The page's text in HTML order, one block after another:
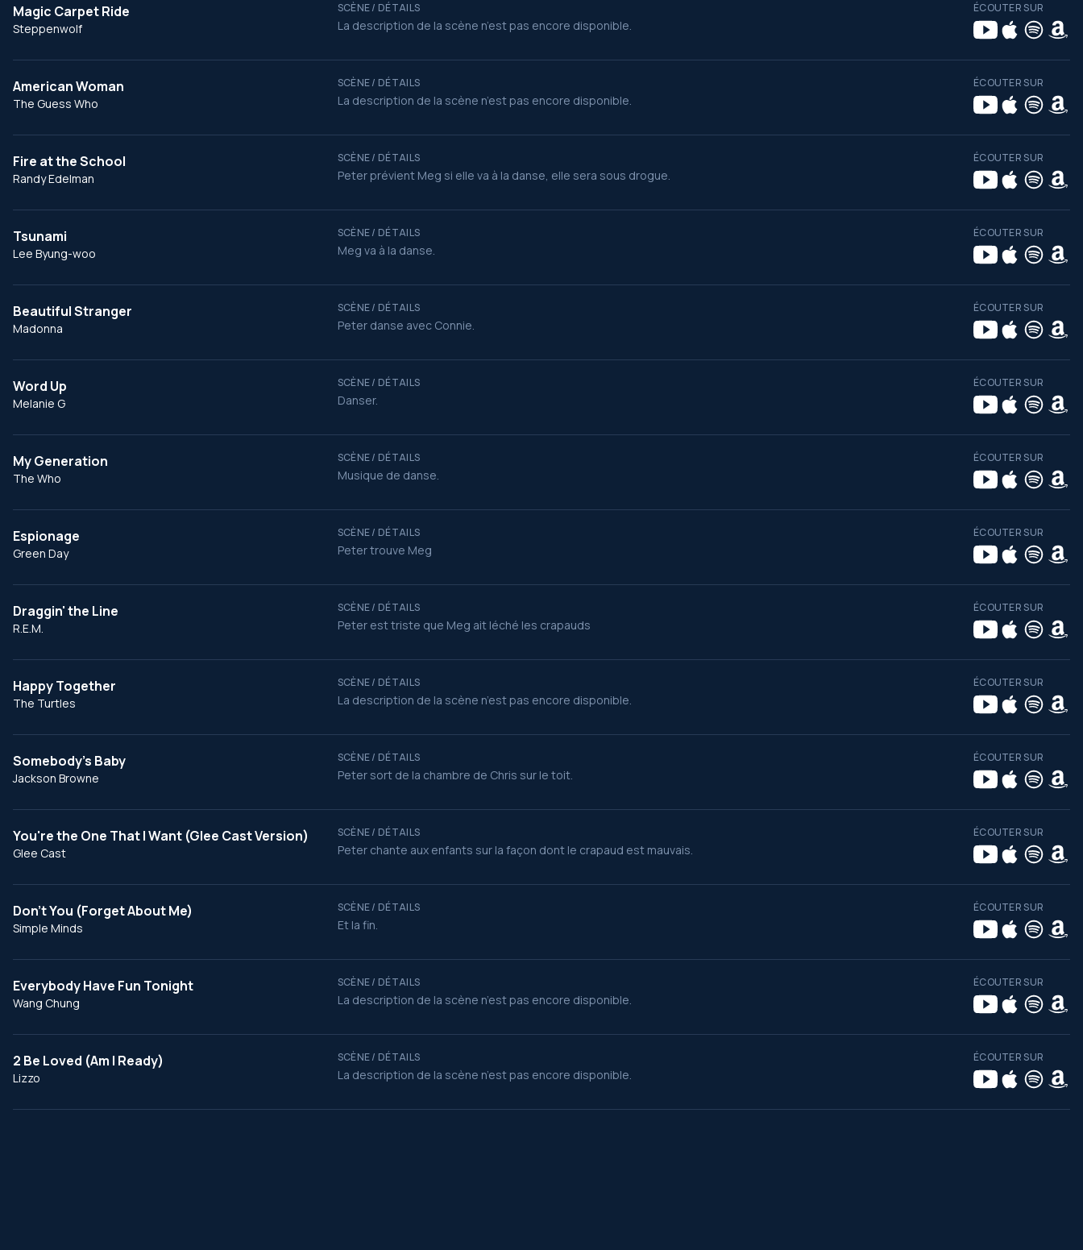
Magic Carpet Ride
Steppenwolf
SCÈNE / DÉTAILS
La description de la scène n’est pas encore disponible.
ÉCOUTER SUR
American Woman
The Guess Who
SCÈNE / DÉTAILS
La description de la scène n’est pas encore disponible.
ÉCOUTER SUR
Fire at the School
Randy Edelman
SCÈNE / DÉTAILS
Peter prévient Meg si elle va à la danse, elle sera sous drogue.
ÉCOUTER SUR
Tsunami
Lee Byung-woo
SCÈNE / DÉTAILS
Meg va à la danse.
ÉCOUTER SUR
Beautiful Stranger
Madonna
SCÈNE / DÉTAILS
Peter danse avec Connie.
ÉCOUTER SUR
Word Up
Melanie G
SCÈNE / DÉTAILS
Danser.
ÉCOUTER SUR
My Generation
The Who
SCÈNE / DÉTAILS
Musique de danse.
ÉCOUTER SUR
Espionage
Green Day
SCÈNE / DÉTAILS
Peter trouve Meg
ÉCOUTER SUR
Draggin' the Line
R.E.M.
SCÈNE / DÉTAILS
Peter est triste que Meg ait léché les crapauds
ÉCOUTER SUR
Happy Together
The Turtles
SCÈNE / DÉTAILS
La description de la scène n’est pas encore disponible.
ÉCOUTER SUR
Somebody's Baby
Jackson Browne
SCÈNE / DÉTAILS
Peter sort de la chambre de Chris sur le toit.
ÉCOUTER SUR
You're the One That I Want (Glee Cast Version)
Glee Cast
SCÈNE / DÉTAILS
Peter chante aux enfants sur la façon dont le crapaud est mauvais.
ÉCOUTER SUR
Don't You (Forget About Me)
Simple Minds
SCÈNE / DÉTAILS
Et la fin.
ÉCOUTER SUR
Everybody Have Fun Tonight
Wang Chung
SCÈNE / DÉTAILS
La description de la scène n’est pas encore disponible.
ÉCOUTER SUR
2 Be Loved (Am I Ready)
Lizzo
SCÈNE / DÉTAILS
La description de la scène n’est pas encore disponible.
ÉCOUTER SUR